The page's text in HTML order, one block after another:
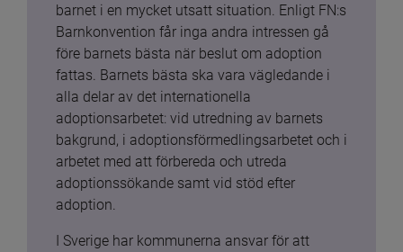
barnet i en mycket utsatt situation. Enligt FN:s
Barnkonvention får inga andra intressen gå
före barnets bästa när beslut om adoption
fattas. Barnets bästa ska vara vägledande i
alla delar av det internationella
adoptionsarbetet: vid utredning av barnets
bakgrund, i adoptionsförmedlingsarbetet och i
arbetet med att förbereda och utreda
adoptionssökande samt vid stöd efter
adoption.
I Sverige har kommunerna ansvar för att